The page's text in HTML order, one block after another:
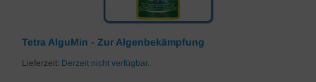
Tetra AlguMin - Zur Algenbekämpfung
Lieferzeit: Derzeit nicht verfügbar.